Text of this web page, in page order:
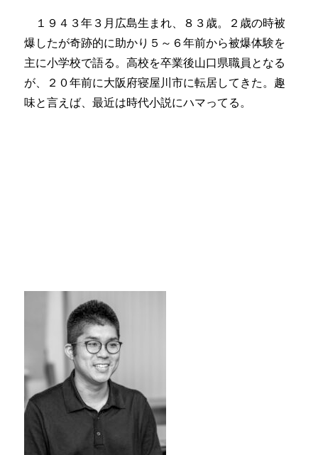
１９４３年３月広島生まれ、８３歳。２歳の時被
爆したが奇跡的に助かり５～６年前から被爆体験を
主に小学校で語る。高校を卒業後山口県職員となる
が、２０年前に大阪府寝屋川市に転居してきた。趣
味と言えば、最近は時代小説にハマってる。